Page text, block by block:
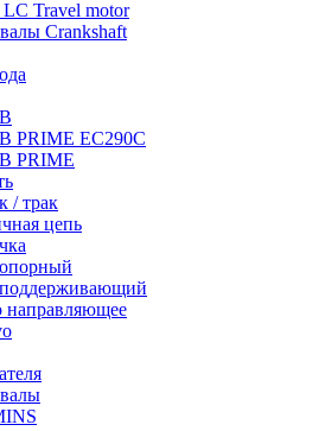
Travel motor
Crankshaft
PRIME EC290C
PRIME
/ трак
цепь
направляющее